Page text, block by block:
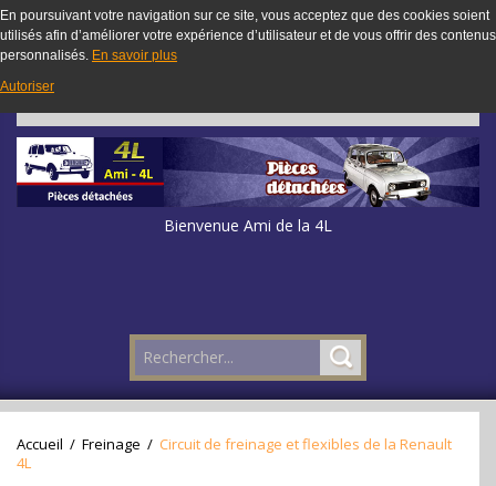
En poursuivant votre navigation sur ce site, vous acceptez que des cookies soient
utilisés afin d’améliorer votre expérience d’utilisateur et de vous offrir des contenus
personnalisés. En savoir plus
Autoriser
Bienvenue Ami de la 4L
Accueil / Freinage / Circuit de freinage et flexibles de la Renault
4L